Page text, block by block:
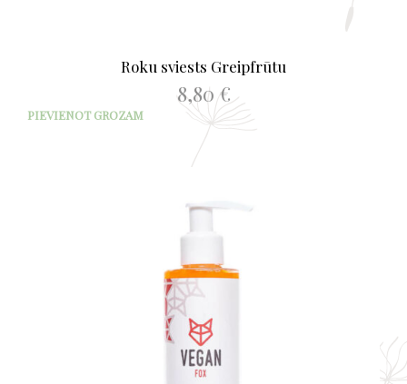
Roku sviests Greipfrūtu
8,80€
PIEVIENOT GROZAM